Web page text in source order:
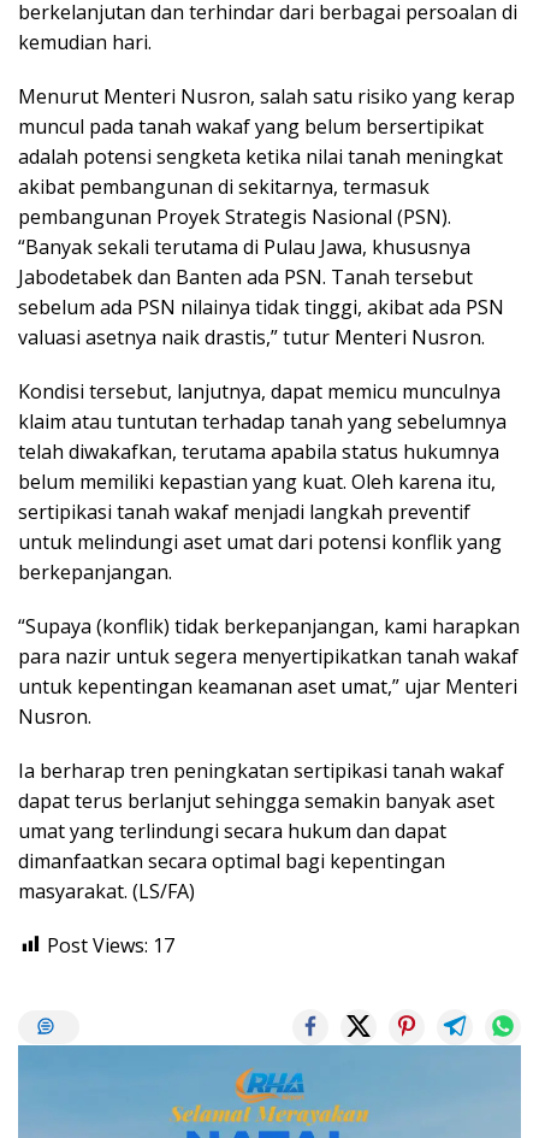
berkelanjutan dan terhindar dari berbagai persoalan di
kemudian hari.
Menurut Menteri Nusron, salah satu risiko yang kerap
muncul pada tanah wakaf yang belum bersertipikat
adalah potensi sengketa ketika nilai tanah meningkat
akibat pembangunan di sekitarnya, termasuk
pembangunan Proyek Strategis Nasional (PSN).
“Banyak sekali terutama di Pulau Jawa, khususnya
Jabodetabek dan Banten ada PSN. Tanah tersebut
sebelum ada PSN nilainya tidak tinggi, akibat ada PSN
valuasi asetnya naik drastis,” tutur Menteri Nusron.
Kondisi tersebut, lanjutnya, dapat memicu munculnya
klaim atau tuntutan terhadap tanah yang sebelumnya
telah diwakafkan, terutama apabila status hukumnya
belum memiliki kepastian yang kuat. Oleh karena itu,
sertipikasi tanah wakaf menjadi langkah preventif
untuk melindungi aset umat dari potensi konflik yang
berkepanjangan.
“Supaya (konflik) tidak berkepanjangan, kami harapkan
para nazir untuk segera menyertipikatkan tanah wakaf
untuk kepentingan keamanan aset umat,” ujar Menteri
Nusron.
Ia berharap tren peningkatan sertipikasi tanah wakaf
dapat terus berlanjut sehingga semakin banyak aset
umat yang terlindungi secara hukum dan dapat
dimanfaatkan secara optimal bagi kepentingan
masyarakat. (LS/FA)
Post Views: 17